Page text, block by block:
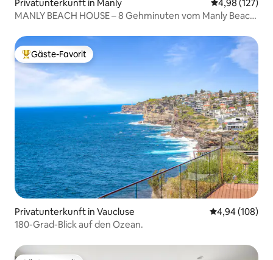
Privatunterkunft in Manly
4,98 (127)
MANLY BEACH HOUSE – 8 Gehminuten vom Manly Beach
Beliebter Gäste-Favorit.
Gäste-Favorit
Privatunterkunft in Vaucluse
4,94 (108)
180-Grad-Blick auf den Ozean.